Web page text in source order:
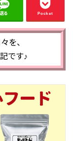
送る Pocket
を、
です♪